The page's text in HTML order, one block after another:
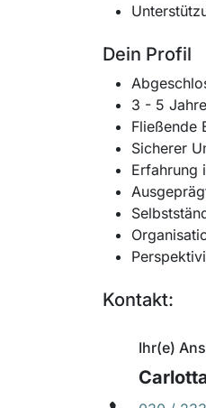
Dein Profil
3 - 5
Fließende
Sicherer
Erfahrung
Kontakt:
Ihr(e)